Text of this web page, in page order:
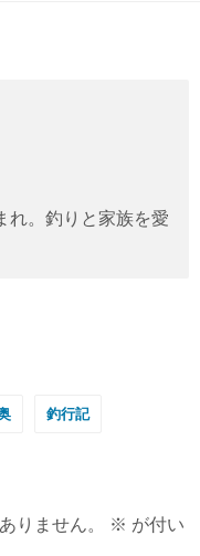
れ。釣りと家族を愛
釣行記
りません。 ※ が付い